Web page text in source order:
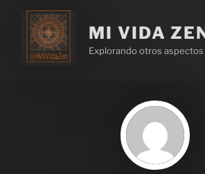
MI VIDA
Explorando otros